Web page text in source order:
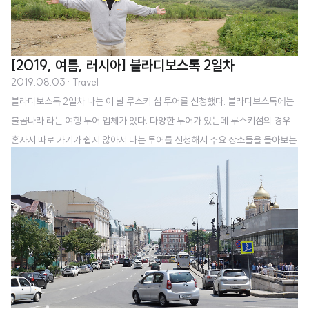
[2019, 여름, 러시아] 블라디보스톡 2일차
2019.08.03 · Travel
블라디보스톡 2일차 나는 이 날 루스키 섬 투어를 신청했다. 블라디보스톡에는
불곰나라 라는 여행 투어 업체가 있다. 다양한 투어가 있는데 루스키섬의 경우
혼자서 따로 가기가 쉽지 않아서 나는 투어를 신청해서 주요 장소들을 돌아보는
쪽으로 선택을 했다. 아침 10시 집합, 오후 4시 해산. 비용은 $50(식사는 별
도) 루스키 섬은 블라디보스톡에서 차로 40분 정도 남쪽으로 가면 나오는 섬이
다. 우리는 여기에서 트레킹을 한 2~3시간 정도 했던 것 같다. 그렇게 힘들지는
않았다. 중간중간 가이드가 여행 꿀팁도 주고 쉬면서 사진도 찍어주면서 갔기
때문에 체력적으로 부담이 되지는 않았다. 나는 토비지나 곶이 가장 인상적이었
는데 루스키 섬 남부에 있다. 여기는 낭떠러지에 난간이 없다. 그래서 되게 위험
하다. 여기..